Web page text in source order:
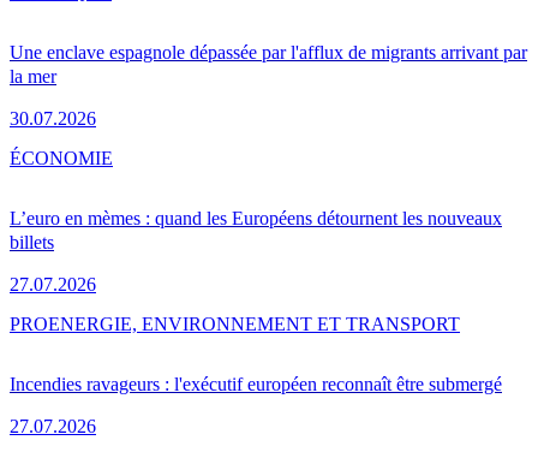
Une enclave espagnole dépassée par l'afflux de migrants arrivant par
la mer
30.07.2026
L’euro en mèmes : quand les Européens détournent les nouveaux
billets
27.07.2026
ÉCONOMIE
Incendies ravageurs : l'exécutif européen reconnaît être submergé
27.07.2026
PROENERGIE, ENVIRONNEMENT ET TRANSPORT